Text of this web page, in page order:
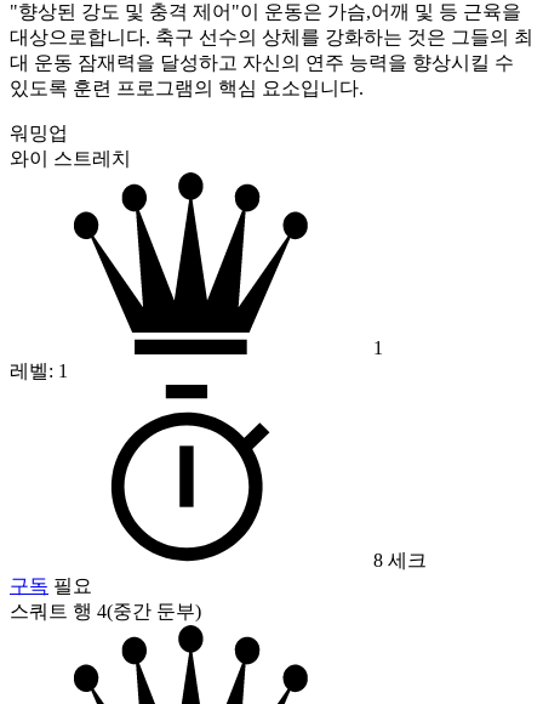
"향상된 강도 및 충격 제어"이 운동은 가슴,어깨 및 등 근육을
대상으로합니다. 축구 선수의 상체를 강화하는 것은 그들의 최
대 운동 잠재력을 달성하고 자신의 연주 능력을 향상시킬 수
있도록 훈련 프로그램의 핵심 요소입니다.
워밍업
와이 스트레치
1
레벨: 1
8 세크
구독 필요
스쿼트 행 4(중간 둔부)